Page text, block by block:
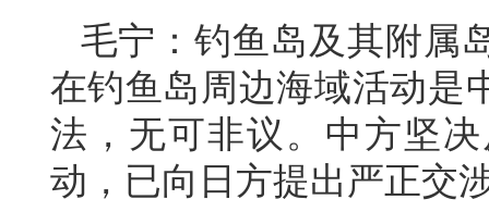
毛宁：钓鱼岛及其附属
在钓鱼岛周边海域活动是
法，无可非议。中方坚
动，已向日方提出严正交